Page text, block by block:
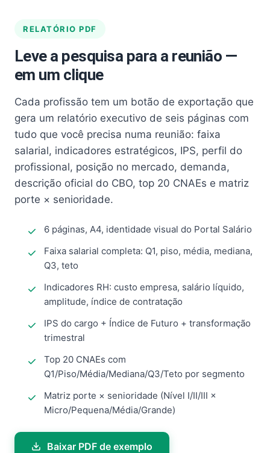
RELATÓRIO PDF
Leve a pesquisa para a reunião —
em um clique
Cada profissão tem um botão de exportação que
gera um relatório executivo de seis páginas com
tudo que você precisa numa reunião: faixa
salarial, indicadores estratégicos, IPS, perfil do
profissional, posição no mercado, demanda,
descrição oficial do CBO, top 20 CNAEs e matriz
porte × senioridade.
6 páginas, A4, identidade visual do Portal Salário
Faixa salarial completa: Q1, piso, média, mediana,
Q3, teto
Indicadores RH: custo empresa, salário líquido,
amplitude, índice de contratação
IPS do cargo + Índice de Futuro + transformação
trimestral
Top 20 CNAEs com
Q1/Piso/Média/Mediana/Q3/Teto por segmento
Matriz porte × senioridade (Nível I/II/III ×
Micro/Pequena/Média/Grande)
Baixar PDF de exemplo